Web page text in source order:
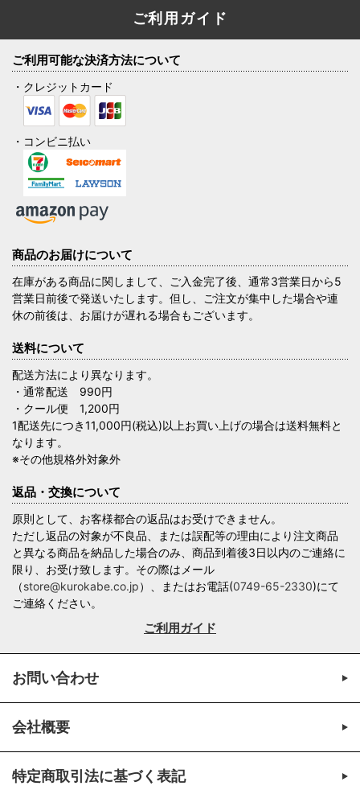
ご利用ガイド
ご利用可能な決済方法について
・クレジットカード
・コンビニ払い
商品のお届けについて
在庫がある商品に関しまして、ご入金完了後、通常3営業日から5
営業日前後で発送いたします。但し、ご注文が集中した場合や連
休の前後は、お届けが遅れる場合もございます。
送料について
配送方法により異なります。
・通常配送 990円
・クール便 1,200円
1配送先につき11,000円(税込)以上お買い上げの場合は送料無料と
なります。
※その他規格外対象外
返品・交換について
原則として、お客様都合の返品はお受けできません。
ただし返品の対象が不良品、または誤配等の理由により注文商品
と異なる商品を納品した場合のみ、商品到着後3日以内のご連絡に
限り、お受け致します。その際はメール
（store@kurokabe.co.jp）、またはお電話(0749-65-2330)にて
ご連絡ください。
ご利用ガイド
お問い合わせ
会社概要
特定商取引法に基づく表記